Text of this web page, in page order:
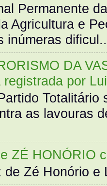
Permanente
Agricultura e
inúmeras
DA
registrada por
Totalitário
as lavouras
ZÉ HONÓRIO
de Zé Honório